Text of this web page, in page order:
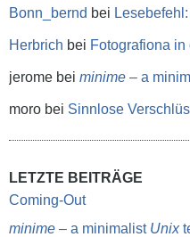
Bonn_bernd bei
Herbrich bei Fotografiona
jerome bei minime – a
moro bei Sinnlose
LETZTE BEITRÄGE
Coming-Out
minime – a minimalist Unix